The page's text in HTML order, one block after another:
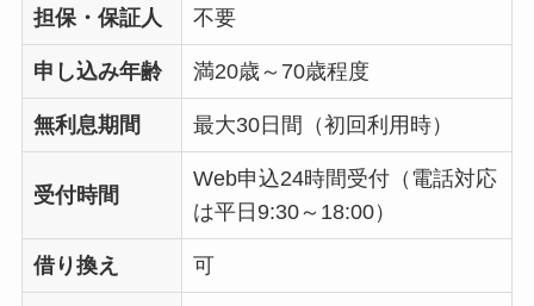
担保・保証人 不要
申し込み年齢 満20歳～70歳程度
無利息期間 最大30日間（初回利用時）
受付時間
Web申込24時間受付（電話対応
は平日9:30～18:00）
借り換え 可